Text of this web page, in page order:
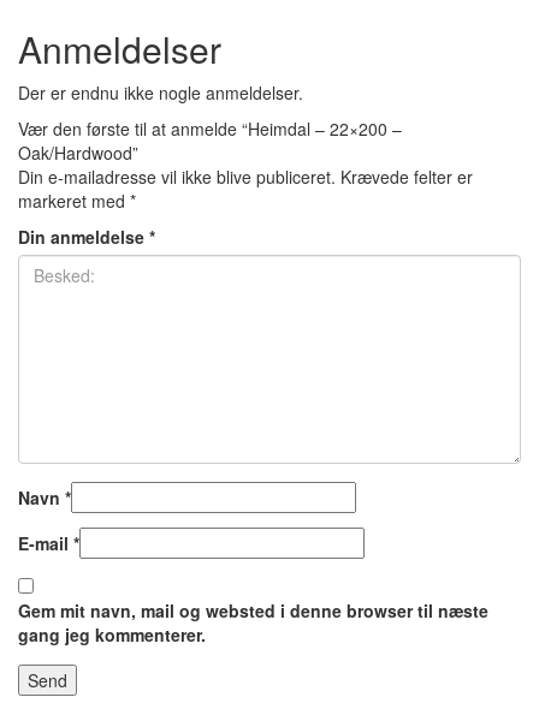
Anmeldelser
Der er endnu ikke nogle anmeldelser.
Vær den første til at anmelde “Heimdal – 22×200 –
Oak/Hardwood”
Din e-mailadresse vil ikke blive publiceret. Krævede felter er
markeret med *
Din anmeldelse *
Navn *
E-mail *
Gem mit navn, mail og websted i denne browser til næste
gang jeg kommenterer.